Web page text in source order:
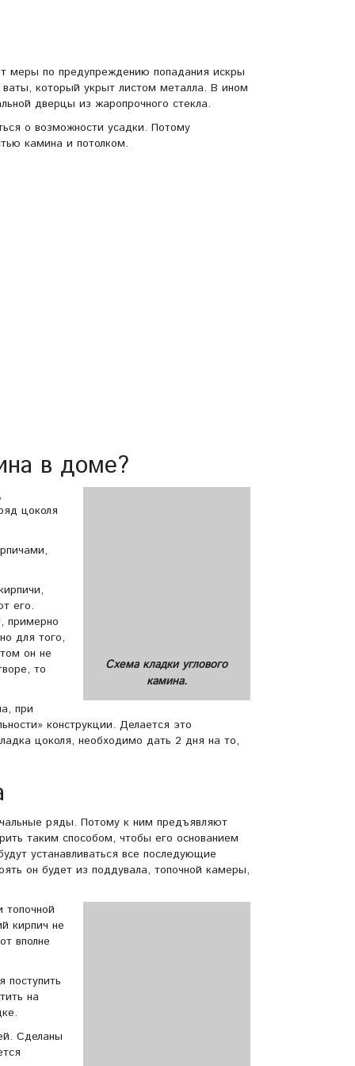
меры по предупреждению попадания искры
который укрыт листом металла. В ином
дверцы из жаропрочного стекла.
о возможности усадки. Потому
камина и потолком.
в доме?
Схема кладки углового
камина.
цоколя
его.
примерно
для того,
он не
то
при
конструкции. Делается это
цоколя, необходимо дать 2 дня на то,
ряды. Потому к ним предъявляют
таким способом, чтобы его основанием
устанавливаться все последующие
он будет из поддувала, топочной камеры,
кирпич не
вполне
поступить
на
Сделаны